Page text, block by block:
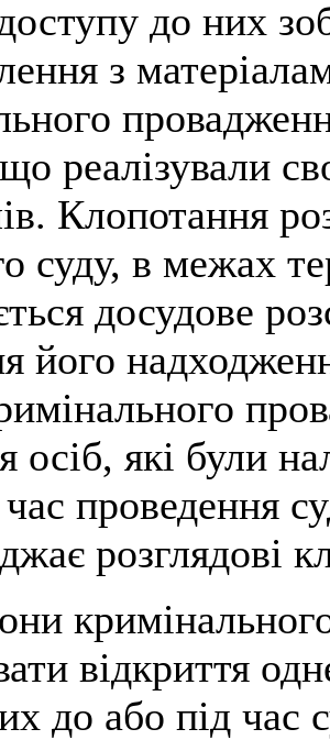
до них
з
реалізували
Клопотання
суду, в межах
досудове
його
осіб, які були
проведення
розглядові
відкриття
до або під час